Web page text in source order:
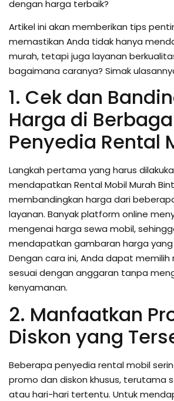
dengan harga terbaik?
Artikel ini akan memberikan tips
memastikan Anda tidak hanya
murah, tetapi juga layanan
bagaimana caranya? Simak
1. Cek dan
Harga di
Penyedia Rental
Langkah pertama yang harus
mendapatkan Rental Mobil Murah
membandingkan harga dari
layanan. Banyak platform online
mengenai harga sewa mobil,
mendapatkan gambaran harga
Dengan cara ini, Anda dapat
sesuai dengan anggaran tanpa
kenyamanan.
2. Manfaatkan
Diskon yang
Beberapa penyedia rental mobil
promo dan diskon khusus, terutama
atau hari-hari tertentu. Untuk